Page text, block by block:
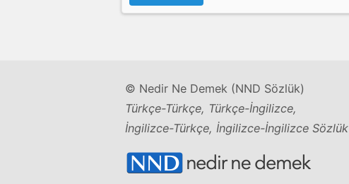
© Nedir Ne Demek (NND Sözlük)
Türkçe-Türkçe, Türkçe-İngilizce,
İngilizce-Türkçe, İngilizce-İngilizce Sözlük